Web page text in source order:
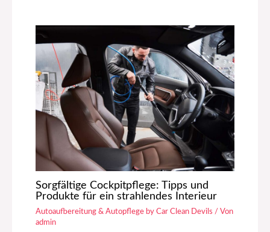
Sorgfältige Cockpitpflege: Tipps und
Produkte für ein strahlendes Interieur
Autoaufbereitung & Autopflege by Car Clean Devils / Von
admin